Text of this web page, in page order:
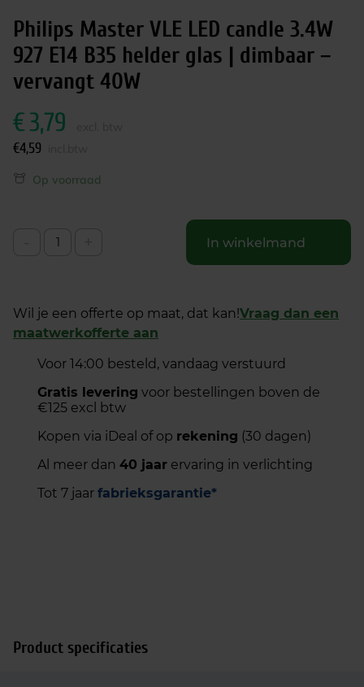
Philips Master VLE LED candle 3.4W
927 E14 B35 helder glas | dimbaar –
vervangt 40W
€3,79
€4,59
Op voorraad
In winkelmand
Wil je een offerte op maat, dat kan!Vraag dan een
maatwerkofferte aan
Voor 14:00 besteld, vandaag verstuurd
Gratis levering voor bestellingen boven de
€125 excl btw
Kopen via iDeal of op rekening (30 dagen)
Al meer dan 40 jaar ervaring in verlichting
Tot 7 jaar fabrieksgarantie*
Product specificaties